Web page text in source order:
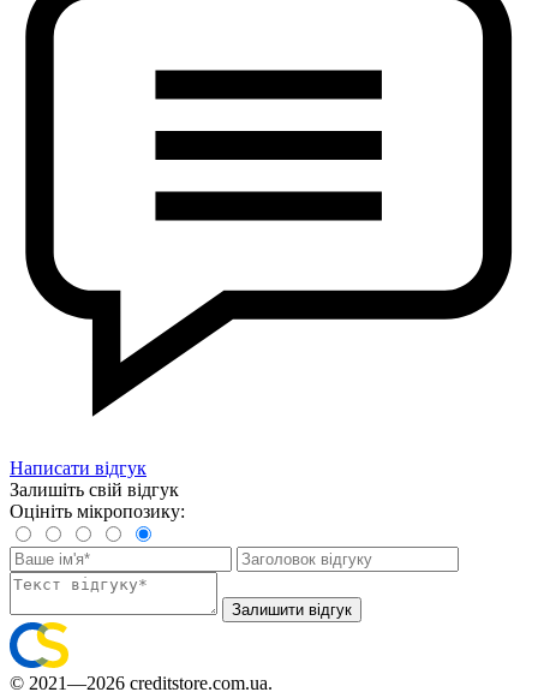
Написати відгук
Залишіть свій відгук
Оцініть мікропозику:
Залишити відгук
© 2021—2026 creditstore.com.ua.